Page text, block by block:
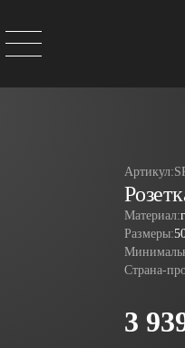
Артикул:
Материал:
Размеры:
Страна-
3